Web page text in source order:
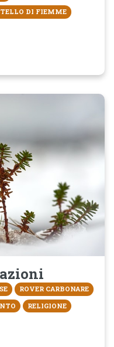
DI FIEMME
ROVER CARBONARE
RELIGIONE